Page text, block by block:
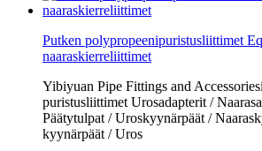
Putken polypropeenipuristusliittimet
naaraskierreliittimet
Yibiyuan Pipe Fittings and
puristusliittimet Urosadapterit /
Päätytulpat / Uroskyynärpäät /
kyynärpäät / Uros